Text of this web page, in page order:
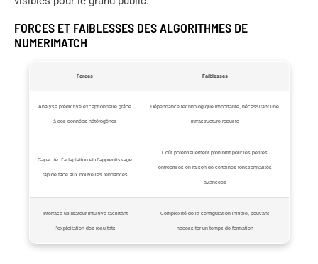
FORCES ET FAIBLESSES DES ALGORITHMES DE
NUMERIMATCH
Forces Faiblesses
Analyse prédictive exceptionnelle grâce
à des données hétérogènes
Dépendance technologique importante, nécessitant une
infrastructure robuste
Capacité d’adaptation et d’apprentissage
rapide face aux nouvelles tendances
Coût potentiellement prohibitif pour les petites
entreprises en raison de certaines fonctionnalités
avancées
Interface utilisateur intuitive facilitant
l’exploitation des résultats
Complexité de la configuration initiale, pouvant
nécessiter un temps de formation